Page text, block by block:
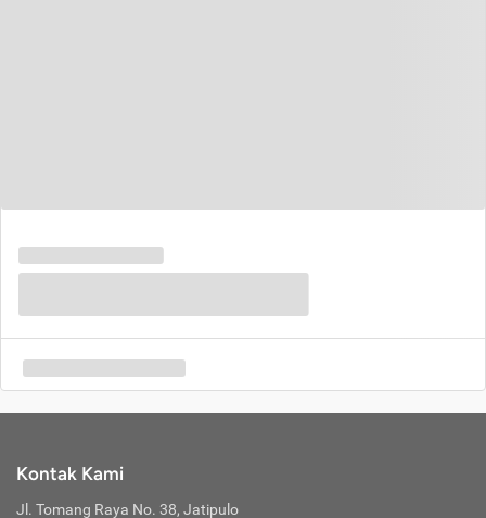
Kontak Kami
Jl. Tomang Raya No. 38, Jatipulo